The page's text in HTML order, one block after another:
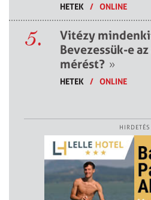
HETEK / ONLINE
5.
Vitézy
Bevezessük-e
mérést? »
HETEK / ONLINE
HIRDETÉS